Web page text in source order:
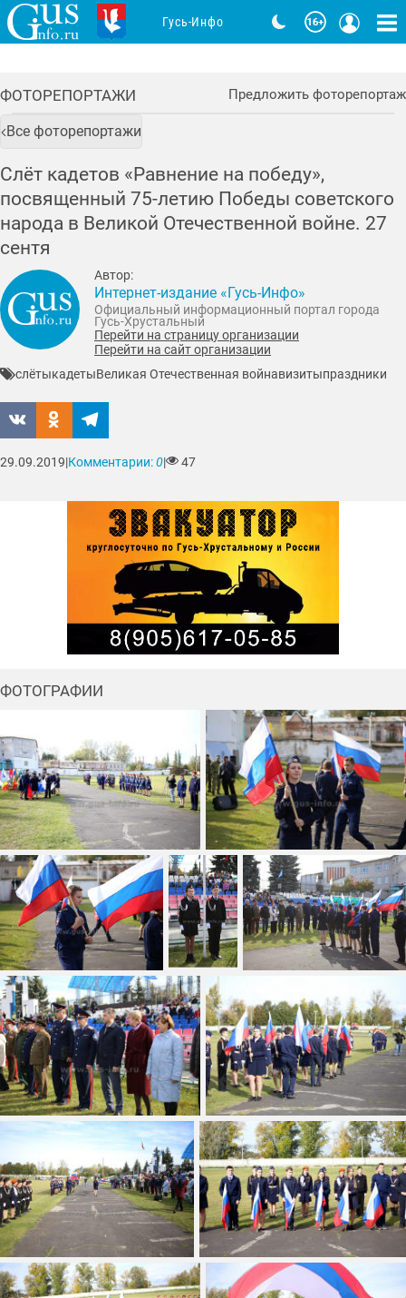
ФОТОРЕПОРТАЖИ Предложить фоторепортаж
Все фоторепортажи
Слёт кадетов «Равнение на победу»,
посвященный 75-летию Победы советского
народа в Великой Отечественной войне. 27
сентя
Автор:
Интернет-издание «Гусь-Инфо»
Официальный информационный портал города
Гусь-Хрустальный
Перейти на страницу организации
Перейти на сайт организации
слётыкадетыВеликая Отечественная войнавизитыпраздники
29.09.2019|Комментарии:0| 47
ФОТОГРАФИИ
Гусь-Инфо